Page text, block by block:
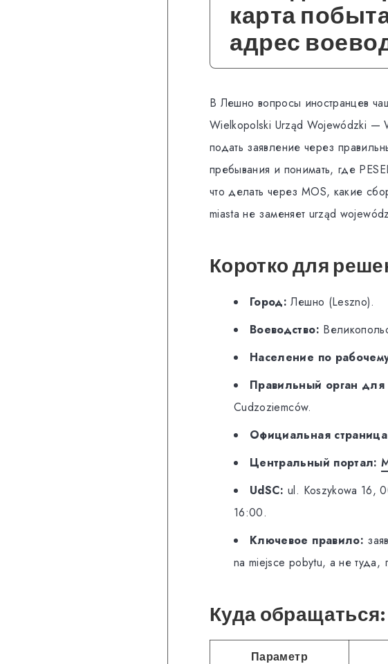
карта
адрес
В Лешно вопросы иностранцев
Wielkopolski Urząd Wojewódzki —
подать заявление через
пребывания и понимать, где
что делать через MOS, какие
miasta не заменяет urząd
Коротко для
Город: Лешно (Leszno).
Воеводство:
Население по
Правильный орган для
Cudzoziemców.
Официальная
Центральный портал:
UdSC: ul. Koszykowa 16,
16:00.
Ключевое правило:
na miejsce pobytu, а не туда,
Куда
Параметр